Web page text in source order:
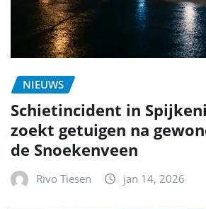
NIEUWS
Schietincident in
zoekt getuigen na
de Snoekenveen
Rivo Tiesen jan 14, 2026